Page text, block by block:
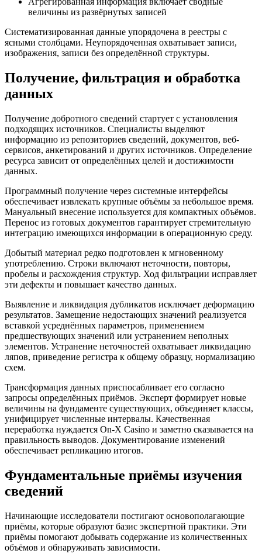
величины из развёрнутых записей
Систематизированная данные упорядочена в реестры с
ясными столбцами. Неупорядоченная охватывает записи,
изображения, записи без определённой структуры.
Получение, фильтрация и обработка
данных
Получение добротного сведений стартует с установления
подходящих источников. Специалисты выделяют
информацию из репозиториев сведений, документов, веб-
сервисов, анкетирований и других источников. Определение
ресурса зависит от определённых целей и достижимости
данных.
Программный получение через системные интерфейсы
обеспечивает извлекать крупные объёмы за небольшое время.
Мануальный внесение используется для компактных объёмов.
Перенос из готовых документов гарантирует стремительную
интеграцию имеющихся информации в операционную среду.
Добытый материал редко подготовлен к мгновенному
употреблению. Строки включают неточности, повторы,
пробелы и расхождения структур. Ход фильтрации исправляет
эти дефекты и повышает качество данных.
Выявление и ликвидация дубликатов исключает деформацию
результатов. Замещение недостающих значений реализуется
вставкой усреднённых параметров, применением
предшествующих значений или устранением неполных
элементов. Устранение неточностей охватывает ликвидацию
ляпов, приведение регистра к общему образцу, нормализацию
схем.
Трансформация данных приспосабливает его согласно
запросы определённых приёмов. Эксперт формирует новые
величины на фундаменте существующих, объединяет классы,
унифицирует численные интервалы. Качественная
переработка нуждается On-X Casino и заметно сказывается на
правильность выводов. Документирование изменений
обеспечивает репликацию итогов.
Фундаментальные приёмы изучения
сведений
Начинающие исследователи постигают основополагающие
приёмы, которые образуют базис экспертной практики. Эти
приёмы помогают добывать содержание из количественных
объёмов и обнаруживать зависимости.